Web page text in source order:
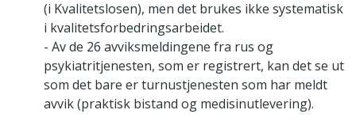
(i Kvalitetslosen), men det brukes ikke systematisk
i kvalitetsforbedringsarbeidet.
- Av de 26 avviksmeldingene fra rus og
psykiatritjenesten, som er registrert, kan det se ut
som det bare er turnustjenesten som har meldt
avvik (praktisk bistand og medisinutlevering).